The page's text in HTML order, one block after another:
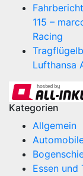
115 –
Racing
Lufthansa
Kategorien
Allgemein
Essen und